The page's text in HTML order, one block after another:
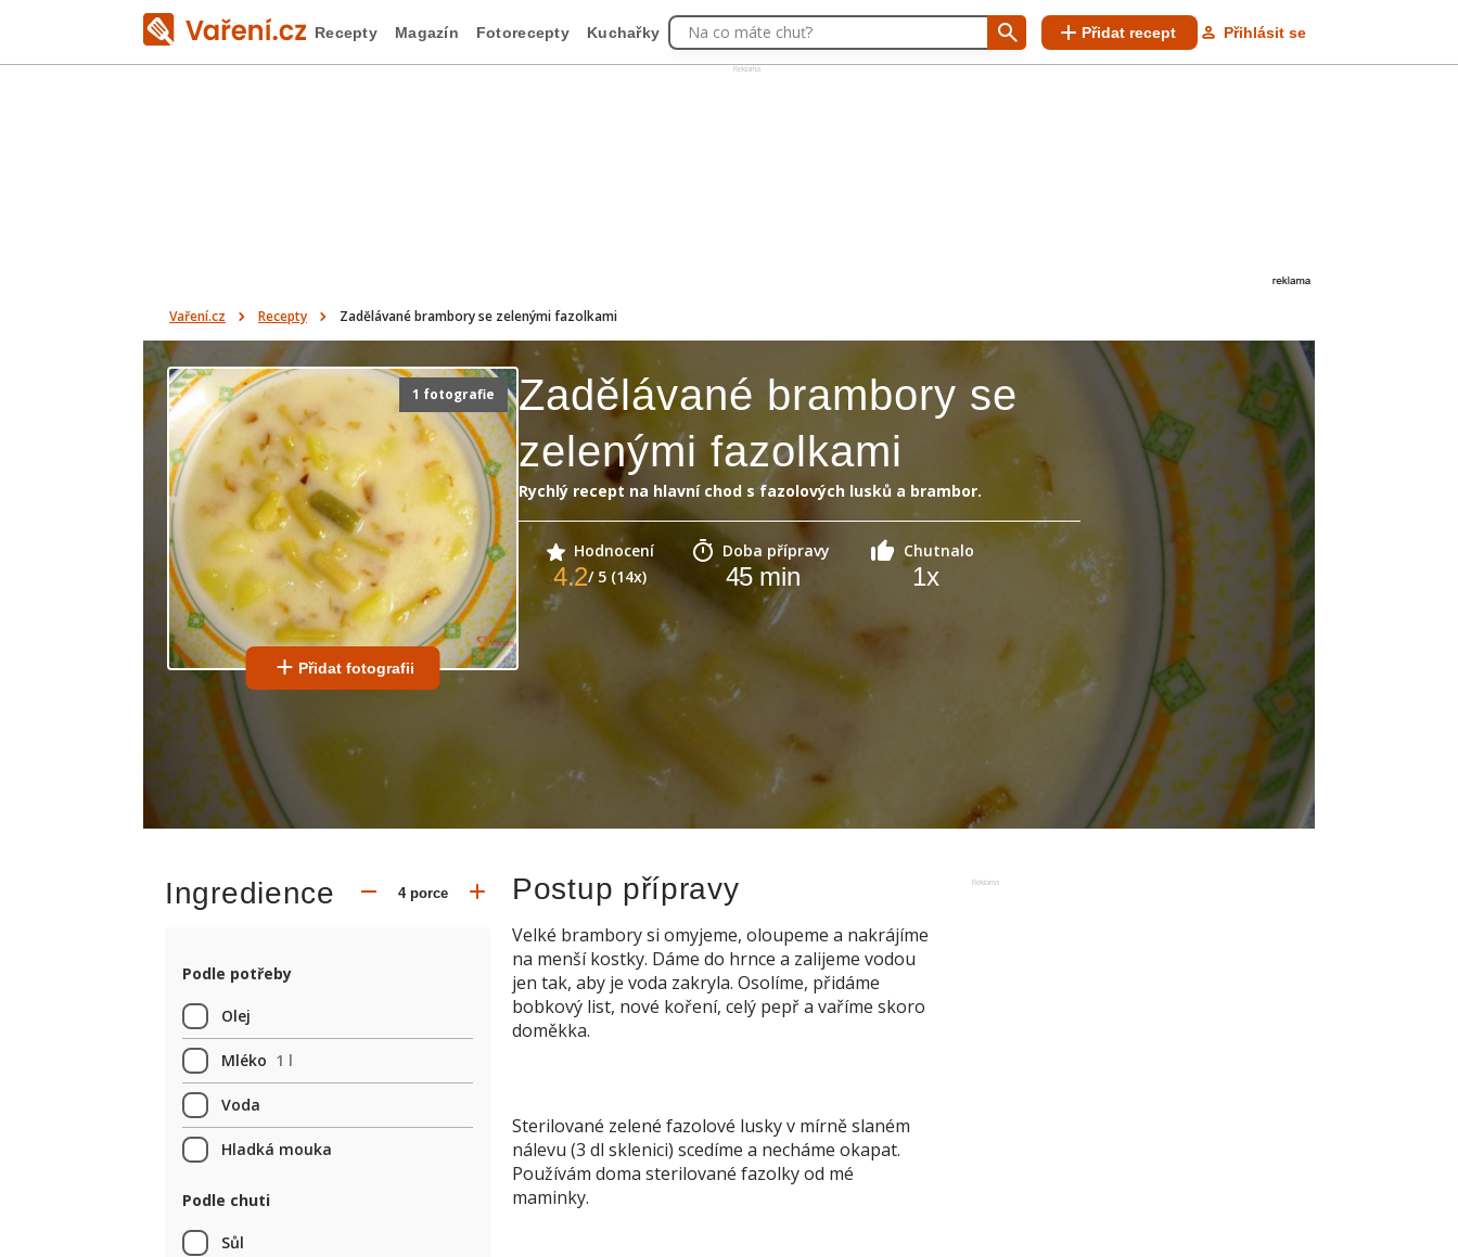
Reklama
Recepty Magazín Fotorecepty Kuchařky Na co máte chuť? Přidat recept Přihlásit se
Vaření.cz Recepty Zadělávané brambory se zelenými fazolkami
1 fotografie
Přidat fotografii
Zadělávané brambory se
zelenými fazolkami
Rychlý recept na hlavní chod s fazolových lusků a brambor.
Hodnocení
4.2/ 5 (14x)
Doba přípravy
45min
Chutnalo
1x
Reklama
Ingredience
Podle potřeby
Olej
Mléko 1 l
Voda
Hladká mouka
Podle chuti
Sůl
Postup přípravy
Velké brambory si omyjeme, oloupeme a nakrájíme
na menší kostky. Dáme do hrnce a zalijeme vodou
jen tak, aby je voda zakryla. Osolíme, přidáme
bobkový list, nové koření, celý pepř a vaříme skoro
doměkka.
Sterilované zelené fazolové lusky v mírně slaném
nálevu (3 dl sklenici) scedíme a necháme okapat.
Používám doma sterilované fazolky od mé
maminky.